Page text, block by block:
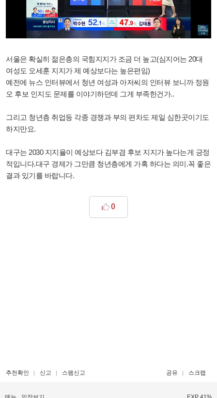
서울은 확실히 젊은층의 국힘지지가 조금 더 높고(심지어는 20대
여성도 오세훈 지지가 제 예상보다는 높은편임)
예전에 뉴스 인터뷰에서 청년 여성과 아저씨의 인터뷰 보니까 정원
오 후보 인지도 문제를 이야기하던데 그게 부족한건가..
그리고 청년층 취업등 각종 경쟁과 부의 편차도 제일 심한곳이기도
하지만요.
대구는 2030 지지율이 예상보다 김부겸 후보 지지가 높다는게 긍정
적입니다.대구 경제가 그만큼 청년층에게 가혹 하다는 의미.꼭 좋은
결과 있기를 바랍니다.
0
추천확인 신고 스팸신고 공유 스크랩